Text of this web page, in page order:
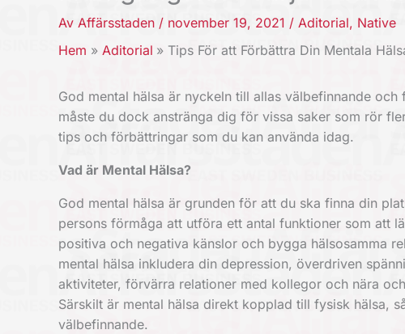
Av Affärsstaden / november 19, 2021 / Aditorial, Native
Hem
Aditorial Tips För att Förbättra Din Mentala
God mental hälsa är nyckeln till allas välbefinnande
måste du dock anstränga dig för vissa saker som rör
tips och förbättringar som du kan använda idag.
Vad är Mental Hälsa?
God mental hälsa är grunden för att du ska finna din
persons förmåga att utföra ett antal funktioner som att
positiva och negativa känslor och bygga hälsosamma
mental hälsa inkludera din depression, överdriven
aktiviteter, förvärra relationer med kollegor och nära
Särskilt är mental hälsa direkt kopplad till fysisk hälsa,
välbefinnande.